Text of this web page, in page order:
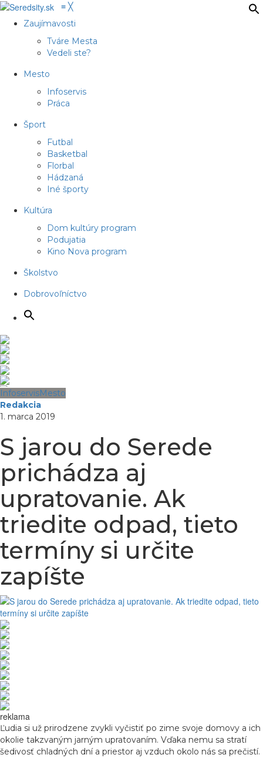
≡ ╳
Zaujímavosti
Tváre Mesta
Vedeli ste?
Mesto
Infoservis
Práca
Šport
Futbal
Basketbal
Florbal
Hádzaná
Iné športy
Kultúra
Dom kultúry program
Podujatia
Kino Nova program
Školstvo
Dobrovoľníctvo
InfoservisMesto
Redakcia
1. marca 2019
S jarou do Serede
prichádza aj
upratovanie. Ak
triedite odpad, tieto
termíny si určite
zapíšte
reklama
Ľudia si už prirodzene zvykli vyčistiť po zime svoje domovy a ich
okolie takzvaným jarným upratovaním. Vďaka nemu sa stratí
šedivosť chladných dní a priestor aj vzduch okolo nás sa prečistí.